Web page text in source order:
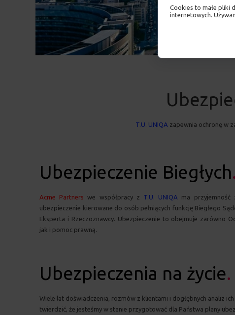
T.U. UNIQA zapewnia ochronę w
Ubezpieczenia na życie.
Wiele lat doświadczenia, rozmów z klientami i dogłębnych analiz
twierdzić, że jesteśmy w stanie przygotować dla Państwa plany
Ubezpieczenie Biegłych.
Acme Partners we współpracy z T.U. UNIQA ma przyjemność
ubezpieczenie kierowane do osób pełniących funkcję Biegłego
Eksperta i Rzeczoznawcy. Ubezpieczenie to obejmuje zarówno
jak i pomoc prawną.
Cookies to małe pliki
internetowych.